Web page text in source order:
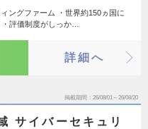
ングファーム ・世界約150ヵ国に
評価制度がしっか…
詳細へ
掲載期間 26/08/01～26/08/20
サイバーセキュリ